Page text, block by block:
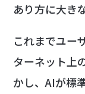
あり方に大き
これまでユー
ターネット上
かし、AIが標